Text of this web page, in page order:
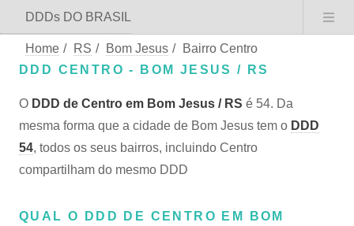
DDDs DO BRASIL
Home / RS / Bom Jesus /
Bairro Centro
DDD CENTRO - BOM JESUS / RS
O DDD de Centro em Bom Jesus / RS é 54. Da
mesma forma que a cidade de Bom Jesus tem o DDD
54, todos os seus bairros, incluindo Centro
compartilham do mesmo DDD
QUAL O DDD DE CENTRO EM BOM